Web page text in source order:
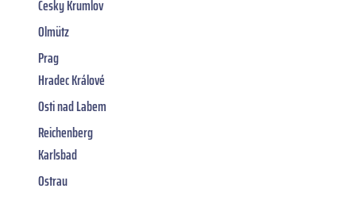
Cesky Krumlov
Olmütz
Prag
Hradec Králové
Osti nad Labem
Reichenberg
Karlsbad
Ostrau